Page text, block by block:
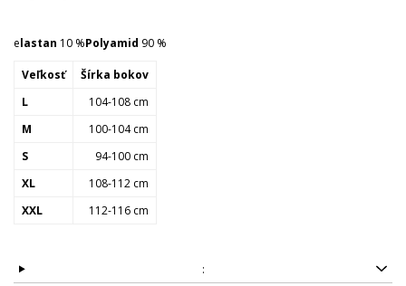
elastan 10 %Polyamid 90 %
Veľkosť
Šírka bokov
L
104-108 cm
M
100-104 cm
S
94-100 cm
XL
108-112 cm
XXL
112-116 cm
: